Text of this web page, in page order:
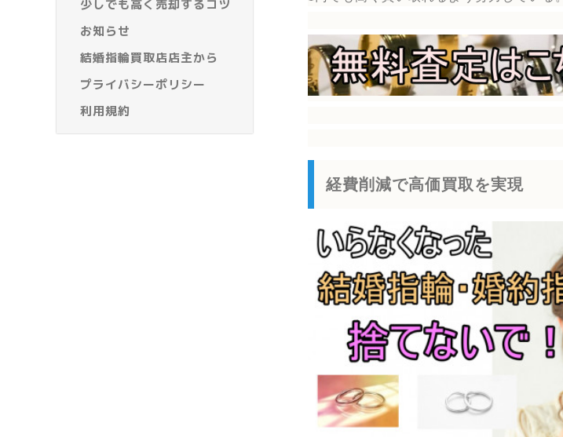
少しでも高く売却するコツ
お知らせ
結婚指輪買取店店主から
プライバシーポリシー
利用規約
経費削減で高価買取を実現